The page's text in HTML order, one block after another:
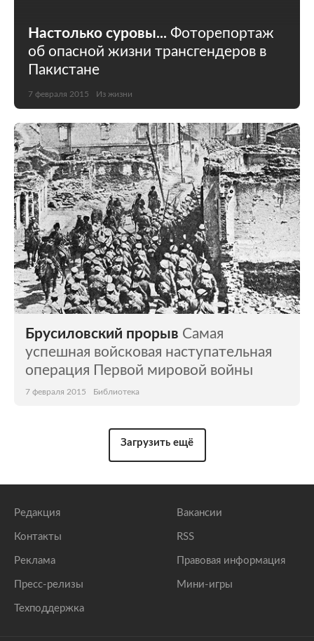
Настолько суровы... Фоторепортаж
об опасной жизни трансгендеров в
Пакистане
7 февраля 2015 Из жизни
Брусиловский прорыв Самая
успешная войсковая наступательная
операция Первой мировой войны
7 февраля 2015 Библиотека
Загрузить ещё
Редакция
Контакты
Реклама
Пресс-релизы
Техподдержка
Вакансии
RSS
Правовая информация
Мини-игры